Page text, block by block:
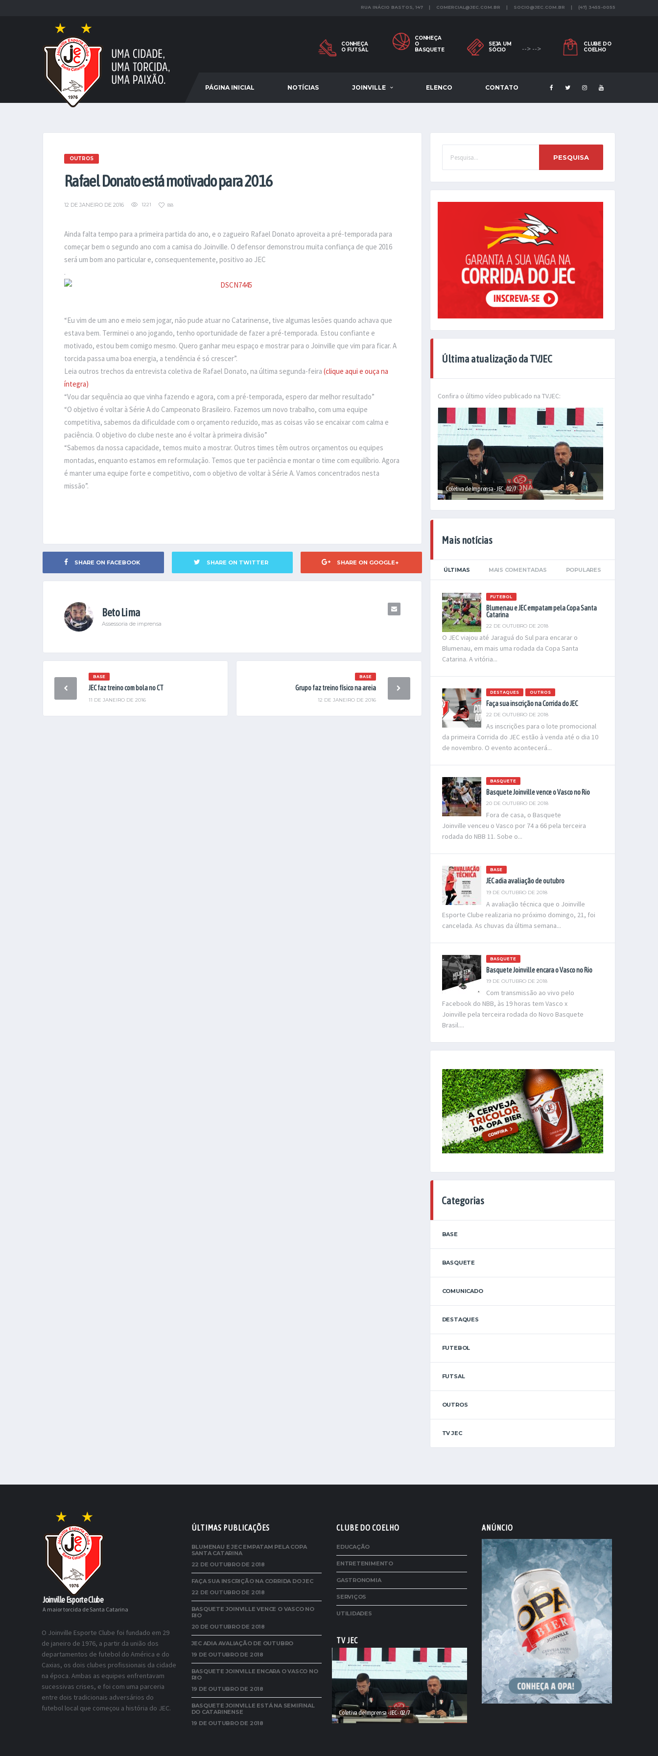
RUA INÁCIO BASTOS, 147 | COMERCIAL@JEC.COM.BR | SOCIO@JEC.COM.BR | (47) 3455-0055
CONHEÇA
O FUTSAL
CONHEÇA
O
BASQUETE
SEJA UM
SÓCIO
--> -->
CLUBE DO
COELHO
PÁGINA INICIAL NOTÍCIAS JOINVILLE ELENCO CONTATO
OUTROS
Rafael Donato está motivado para 2016
12 DE JANEIRO DE 2016 1221 88
Ainda falta tempo para a primeira partida do ano, e o zagueiro Rafael Donato aproveita a pré-temporada para
começar bem o segundo ano com a camisa do Joinville. O defensor demonstrou muita confiança de que 2016
será um bom ano particular e, consequentemente, positivo ao JEC
.
“Eu vim de um ano e meio sem jogar, não pude atuar no Catarinense, tive algumas lesões quando achava que
estava bem. Terminei o ano jogando, tenho oportunidade de fazer a pré-temporada. Estou confiante e
motivado, estou bem comigo mesmo. Quero ganhar meu espaço e mostrar para o Joinville que vim para ficar. A
torcida passa uma boa energia, a tendência é só crescer”.
Leia outros trechos da entrevista coletiva de Rafael Donato, na última segunda-feira (clique aqui e ouça na
íntegra)
“Vou dar sequência ao que vinha fazendo e agora, com a pré-temporada, espero dar melhor resultado”
“O objetivo é voltar à Série A do Campeonato Brasileiro. Fazemos um novo trabalho, com uma equipe
competitiva, sabemos da dificuldade com o orçamento reduzido, mas as coisas vão se encaixar com calma e
paciência. O objetivo do clube neste ano é voltar à primeira divisão”
“Sabemos da nossa capacidade, temos muito a mostrar. Outros times têm outros orçamentos ou equipes
montadas, enquanto estamos em reformulação. Temos que ter paciência e montar o time com equilíbrio. Agora
é manter uma equipe forte e competitivo, com o objetivo de voltar à Série A. Vamos concentrados nesta
missão”.
SHARE ON FACEBOOK SHARE ON TWITTER SHARE ON GOOGLE+
Beto Lima
Assessoria de imprensa
BASE
JEC faz treino com bola no CT
11 DE JANEIRO DE 2016
BASE
Grupo faz treino físico na areia
12 DE JANEIRO DE 2016
PESQUISA
Última atualização da TVJEC
Confira o último vídeo publicado na TVJEC:
Coletiva de Imprensa - JEC - 02/7
Mais notícias
ÚLTIMAS MAIS COMENTADAS POPULARES
FUTEBOL
Blumenau e JEC empatam pela Copa Santa
Catarina
22 DE OUTUBRO DE 2018
O JEC viajou até Jaraguá do Sul para encarar o
Blumenau, em mais uma rodada da Copa Santa
Catarina. A vitória...
DESTAQUES OUTROS
Faça sua inscrição na Corrida do JEC
22 DE OUTUBRO DE 2018
As inscrições para o lote promocional
da primeira Corrida do JEC estão à venda até o dia 10
de novembro. O evento acontecerá...
BASQUETE
Basquete Joinville vence o Vasco no Rio
20 DE OUTUBRO DE 2018
Fora de casa, o Basquete
Joinville venceu o Vasco por 74 a 66 pela terceira
rodada do NBB 11. Sobe o...
BASE
JEC adia avaliação de outubro
19 DE OUTUBRO DE 2018
A avaliação técnica que o Joinville
Esporte Clube realizaria no próximo domingo, 21, foi
cancelada. As chuvas da última semana...
BASQUETE
Basquete Joinville encara o Vasco no Rio
19 DE OUTUBRO DE 2018
Com transmissão ao vivo pelo
Facebook do NBB, às 19 horas tem Vasco x
Joinville pela terceira rodada do Novo Basquete
Brasil....
Categorias
BASE
BASQUETE
COMUNICADO
DESTAQUES
FUTEBOL
FUTSAL
OUTROS
TV JEC
Joinville Esporte Clube
A maior torcida de Santa Catarina
O Joinville Esporte Clube foi fundado em 29
de janeiro de 1976, a partir da união dos
departamentos de futebol do América e do
Caxias, os dois clubes profissionais da cidade
na época. Ambas as equipes enfrentavam
sucessivas crises, e foi com uma parceria
entre dois tradicionais adversários do
futebol local que começou a história do JEC.
ÚLTIMAS PUBLICAÇÕES
BLUMENAU E JEC EMPATAM PELA COPA
SANTA CATARINA
22 DE OUTUBRO DE 2018
FAÇA SUA INSCRIÇÃO NA CORRIDA DO JEC
22 DE OUTUBRO DE 2018
BASQUETE JOINVILLE VENCE O VASCO NO
RIO
20 DE OUTUBRO DE 2018
JEC ADIA AVALIAÇÃO DE OUTUBRO
19 DE OUTUBRO DE 2018
BASQUETE JOINVILLE ENCARA O VASCO NO
RIO
19 DE OUTUBRO DE 2018
BASQUETE JOINVILLE ESTÁ NA SEMIFINAL
DO CATARINENSE
19 DE OUTUBRO DE 2018
CLUBE DO COELHO
EDUCAÇÃO
ENTRETENIMENTO
GASTRONOMIA
SERVIÇOS
UTILIDADES
TV JEC
Coletiva de Imprensa - JEC - 02/7
ANÚNCIO